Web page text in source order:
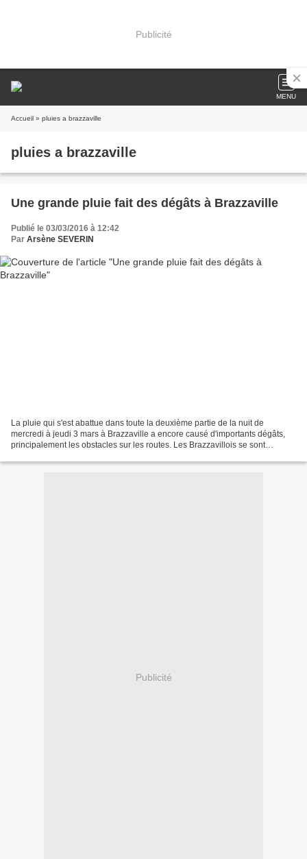
Publicité
MENU
Accueil » pluies a brazzaville
pluies a brazzaville
Une grande pluie fait des dégâts à Brazzaville
Publié le 03/03/2016 à 12:42
Par Arsène SEVERIN
La pluie qui s'est abattue dans toute la deuxième partie de la nuit de
mercredi à jeudi 3 mars à Brazzaville a encore causé d'importants dégâts,
principalement les obstacles sur les routes. Les Brazzavillois se sont
Publicité